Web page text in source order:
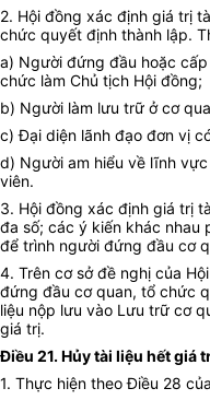
2. Hội đồng xác định giá trị
chức quyết định thành lập.
a) Người đứng đầu hoặc
chức làm Chủ tịch Hội đồng;
b) Người làm lưu trữ ở cơ
c) Đại diện lãnh đạo đơn vị
d) Người am hiểu về lĩnh
viên.
3. Hội đồng xác định giá trị
đa số; các ý kiến khác nhau
để trình người đứng đầu cơ
4. Trên cơ sở đề nghị của
đứng đầu cơ quan, tổ chức
liệu nộp lưu vào Lưu trữ cơ
giá trị.
Điều 21. Hủy tài liệu hết giá
1. Thực hiện theo Điều 28